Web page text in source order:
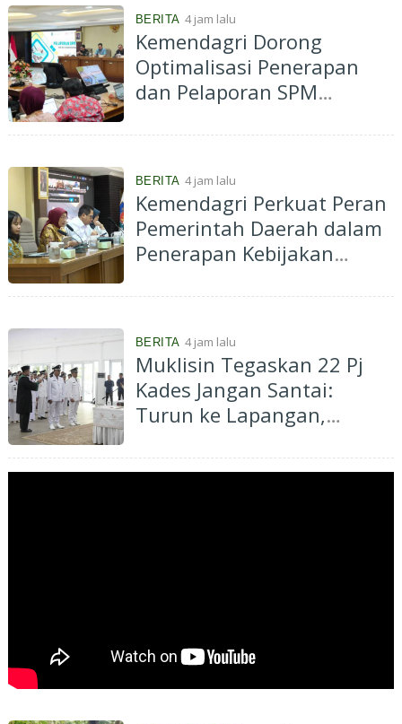
BERITA 4 jam lalu
Kemendagri Dorong
Optimalisasi Penerapan
dan Pelaporan SPM
Selatan Tahun 2026
BERITA 4 jam lalu
Kemendagri Perkuat Peran
Pemerintah Daerah dalam
Penerapan Kebijakan
Transmigrasi
BERITA 4 jam lalu
Muklisin Tegaskan 22 Pj
Kades Jangan Santai:
Turun ke Lapangan,
Masyarakat